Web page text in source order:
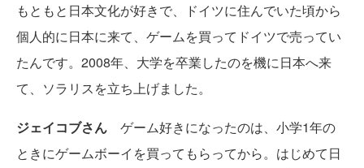
もともと日本文化が好きで、ドイツに住んでいた頃から
個人的に日本に来て、ゲームを買ってドイツで売ってい
たんです。2008年、大学を卒業したのを機に日本へ来
て、ソラリスを立ち上げました。
ジェイコブさん ゲーム好きになったのは、小学1年の
ときにゲームボーイを買ってもらってから。はじめて日